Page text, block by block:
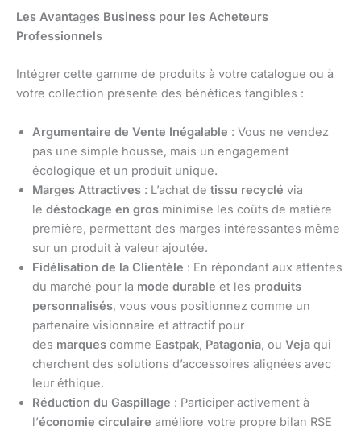
Les Avantages Business pour les Acheteurs
Professionnels
Intégrer cette gamme de produits à votre catalogue ou à
votre collection présente des bénéfices tangibles :
Argumentaire de Vente Inégalable : Vous ne vendez
pas une simple housse, mais un engagement
écologique et un produit unique.
Marges Attractives : L’achat de tissu recyclé via
le déstockage en gros minimise les coûts de matière
première, permettant des marges intéressantes même
sur un produit à valeur ajoutée.
Fidélisation de la Clientèle : En répondant aux attentes
du marché pour la mode durable et les produits
personnalisés, vous vous positionnez comme un
partenaire visionnaire et attractif pour
des marques comme Eastpak, Patagonia, ou Veja qui
cherchent des solutions d’accessoires alignées avec
leur éthique.
Réduction du Gaspillage : Participer activement à
l’économie circulaire améliore votre propre bilan RSE